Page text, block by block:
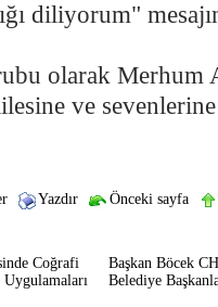
diliyorum"
olarak Merhum
ve sevenlerine
Yazdır Önceki sayfa
Coğrafi
Başkan Böcek
Belediye